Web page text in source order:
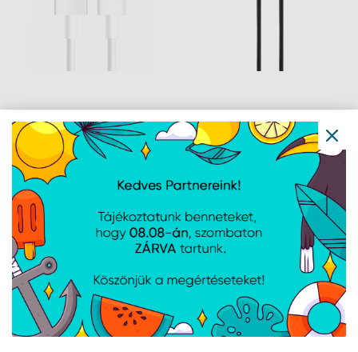
Xiaomi 6A Type-A to
Type-C kábel - 1m -
BHR6032GL
AVAX CB302G STEELY
Type C-Type C 60W
gyorstöltő, sodorszálas
kábel, 3A, acélszürke -
1,5m